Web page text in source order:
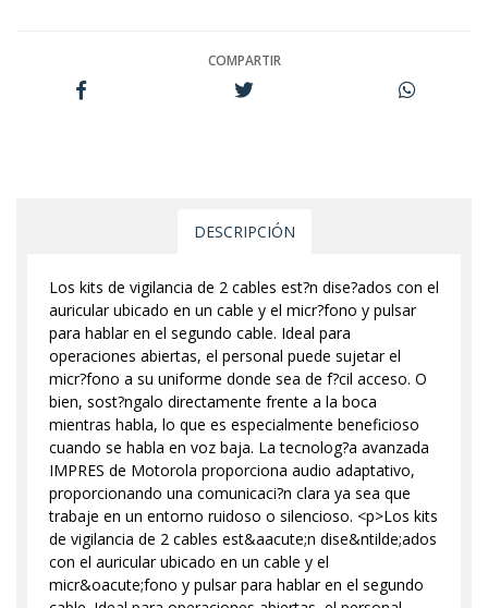
COMPARTIR
DESCRIPCIÓN
Los kits de vigilancia de 2 cables est?n dise?ados con el
auricular ubicado en un cable y el micr?fono y pulsar
para hablar en el segundo cable. Ideal para
operaciones abiertas, el personal puede sujetar el
micr?fono a su uniforme donde sea de f?cil acceso. O
bien, sost?ngalo directamente frente a la boca
mientras habla, lo que es especialmente beneficioso
cuando se habla en voz baja. La tecnolog?a avanzada
IMPRES de Motorola proporciona audio adaptativo,
proporcionando una comunicaci?n clara ya sea que
trabaje en un entorno ruidoso o silencioso. <p>Los kits
de vigilancia de 2 cables est&aacute;n dise&ntilde;ados
con el auricular ubicado en un cable y el
micr&oacute;fono y pulsar para hablar en el segundo